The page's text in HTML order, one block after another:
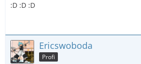
:D :D :D
Ericswoboda
Profi